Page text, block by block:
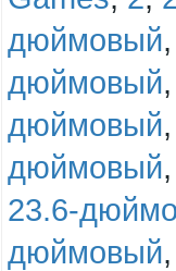
дюймовый
дюймовый
дюймовый
дюймовый
23.6-
дюймовый